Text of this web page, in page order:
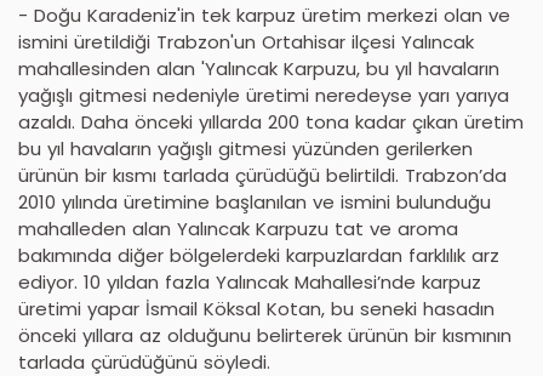
- Doğu Karadeniz'in tek karpuz üretim merkezi olan ve
ismini üretildiği Trabzon'un Ortahisar ilçesi Yalıncak
mahallesinden alan 'Yalıncak Karpuzu, bu yıl havaların
yağışlı gitmesi nedeniyle üretimi neredeyse yarı yarıya
azaldı. Daha önceki yıllarda 200 tona kadar çıkan üretim
bu yıl havaların yağışlı gitmesi yüzünden gerilerken
ürünün bir kısmı tarlada çürüdüğü belirtildi. Trabzon’da
2010 yılında üretimine başlanılan ve ismini bulunduğu
mahalleden alan Yalıncak Karpuzu tat ve aroma
bakımında diğer bölgelerdeki karpuzlardan farklılık arz
ediyor. 10 yıldan fazla Yalıncak Mahallesi’nde karpuz
üretimi yapar İsmail Köksal Kotan, bu seneki hasadın
önceki yıllara az olduğunu belirterek ürünün bir kısmının
tarlada çürüdüğünü söyledi.